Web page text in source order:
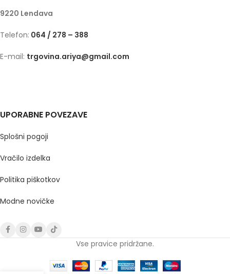
9220 Lendava
Telefon: 064 / 278 – 388
E-mail: trgovina.ariya@gmail.com
UPORABNE POVEZAVE
Splošni pogoji
Vračilo izdelka
Politika piškotkov
Modne novičke
Vse pravice pridržane.